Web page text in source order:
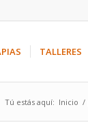
TALLERES
Tú estás aquí: Inicio /